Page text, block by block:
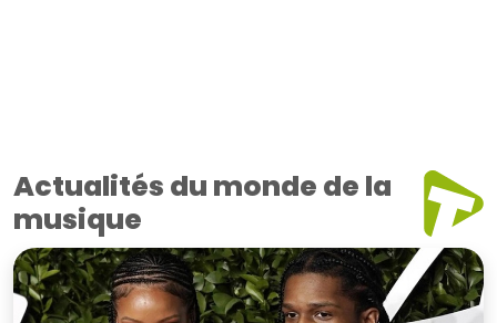
Actualités du monde de la
musique